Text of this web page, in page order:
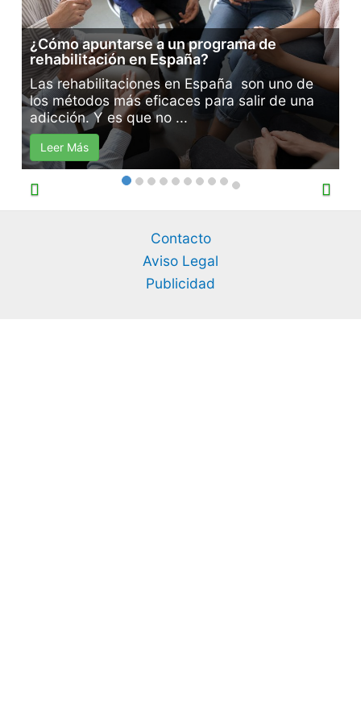
o
r
a
s
¿Cómo apuntarse a un programa de
rehabilitación en España?
Las rehabilitaciones en España son uno de
los métodos más eficaces para salir de una
adicción. Y es que no ...
Leer Más
Contacto
Aviso Legal
Publicidad